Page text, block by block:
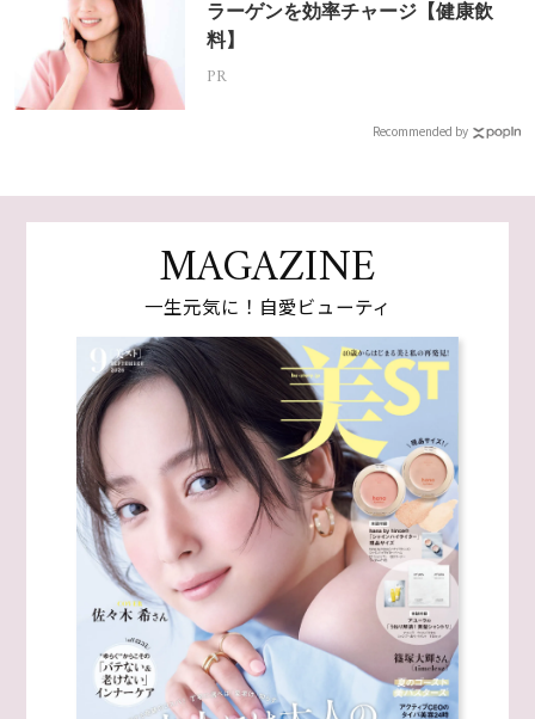
ラーゲンを効率チャージ【健康飲
料】
PR
Recommended by
MAGAZINE
一生元気に！自愛ビューティ